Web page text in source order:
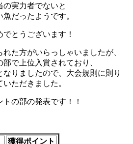
実力者でないと
だったようです。
とうございます！
た方がいらっしゃいましたが、
で上位入賞されており、
りましたので、大会規則に則り
いただきました。
の部の発表です！！
獲得ポイント